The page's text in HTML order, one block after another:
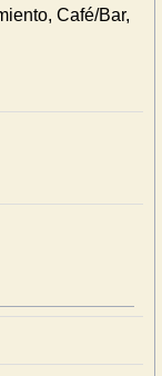
Café/Bar,